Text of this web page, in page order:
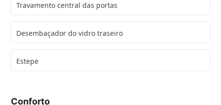
Travamento central das portas
Desembaçador do vidro traseiro
Estepe
Conforto